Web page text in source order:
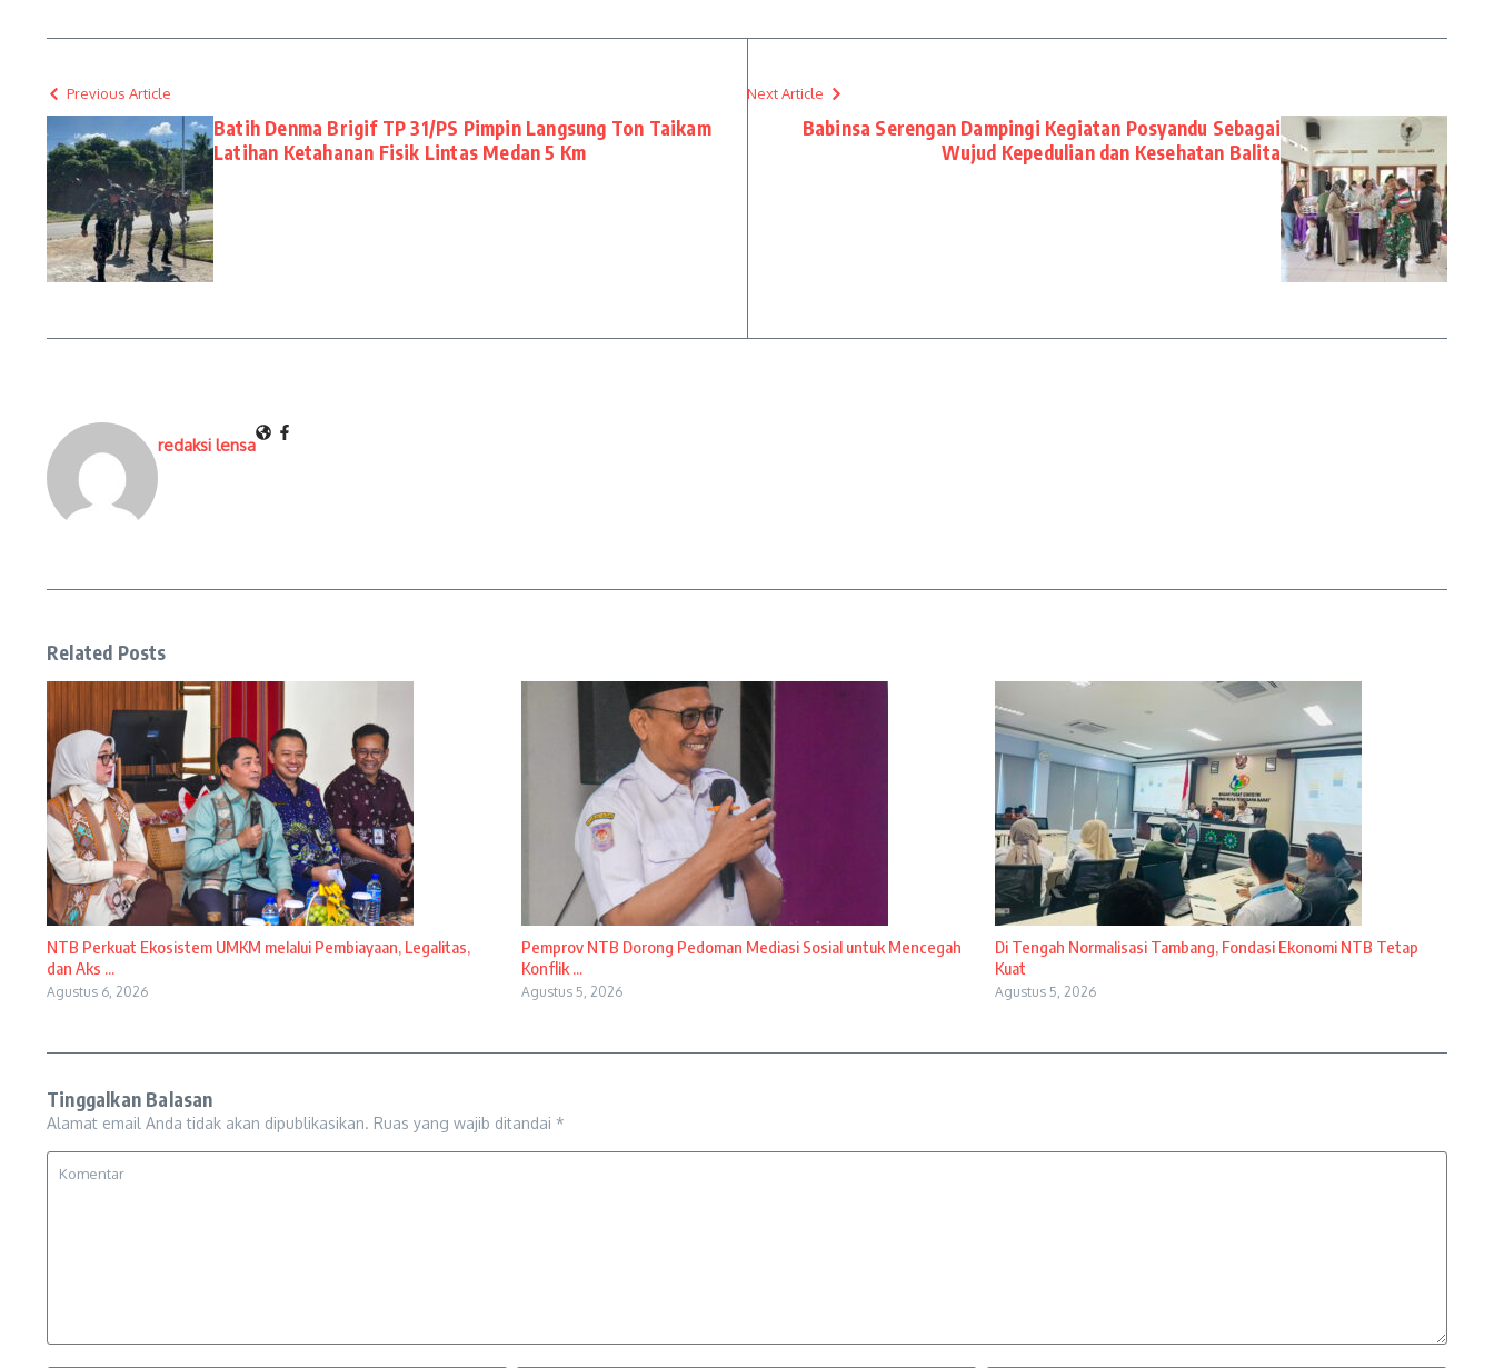
Previous Article
Batih Denma Brigif TP 31/PS Pimpin Langsung Ton Taikam
Latihan Ketahanan Fisik Lintas Medan 5 Km
Next Article
Babinsa Serengan Dampingi Kegiatan Posyandu Sebagai
Wujud Kepedulian dan Kesehatan Balita
redaksi lensa
Related Posts
NTB Perkuat Ekosistem UMKM melalui Pembiayaan, Legalitas,
dan Aks ...
Agustus 6, 2026
Pemprov NTB Dorong Pedoman Mediasi Sosial untuk Mencegah
Konflik ...
Agustus 5, 2026
Di Tengah Normalisasi Tambang, Fondasi Ekonomi NTB Tetap
Kuat
Agustus 5, 2026
Tinggalkan Balasan
Alamat email Anda tidak akan dipublikasikan. Ruas yang wajib ditandai *